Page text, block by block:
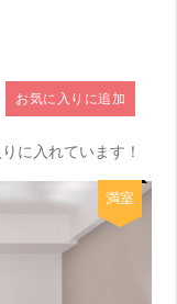
お気に入りに追加
に入れています！
満室